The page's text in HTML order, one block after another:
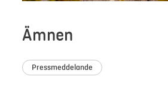
Ämnen
Pressmeddelande